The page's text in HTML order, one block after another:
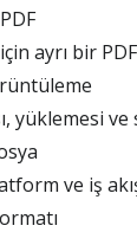
ayrı bir
yüklemesi ve
ve iş